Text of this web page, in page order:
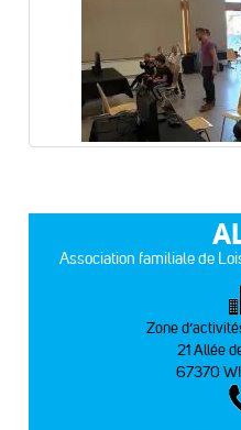
Association familiale de
Zone
21 Allée
67370